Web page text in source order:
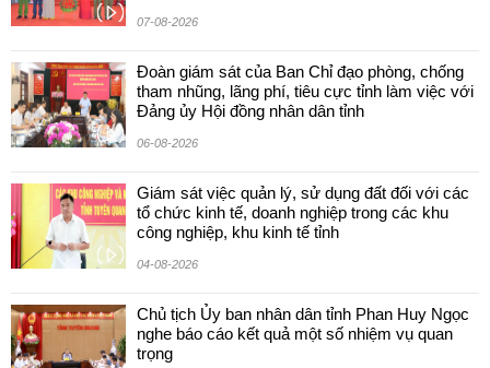
07-08-2026
Đoàn giám sát của Ban Chỉ đạo phòng, chống
tham nhũng, lãng phí, tiêu cực tỉnh làm việc với
Đảng ủy Hội đồng nhân dân tỉnh
06-08-2026
Giám sát việc quản lý, sử dụng đất đối với các
tổ chức kinh tế, doanh nghiệp trong các khu
công nghiệp, khu kinh tế tỉnh
04-08-2026
Chủ tịch Ủy ban nhân dân tỉnh Phan Huy Ngọc
nghe báo cáo kết quả một số nhiệm vụ quan
trọng